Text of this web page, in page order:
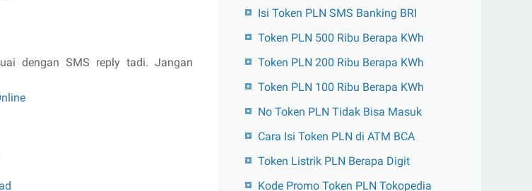
dengan SMS reply tadi. Jangan
Isi Token PLN SMS Banking BRI
Token PLN 500 Ribu Berapa KWh
Token PLN 200 Ribu Berapa KWh
Token PLN 100 Ribu Berapa KWh
No Token PLN Tidak Bisa Masuk
Cara Isi Token PLN di ATM BCA
Token Listrik PLN Berapa Digit
Kode Promo Token PLN Tokopedia